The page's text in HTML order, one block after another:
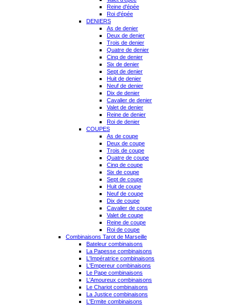
Reine d'épée
Roi d'épée
DENIERS
As de denier
Deux de denier
Trois de denier
Quatre de denier
Cinq de denier
Six de denier
Sept de denier
Huit de denier
Neuf de denier
Dix de denier
Cavalier de denier
Valet de denier
Reine de denier
Roi de denier
COUPES
As de coupe
Deux de coupe
Trois de coupe
Quatre de coupe
Cinq de coupe
Six de coupe
Sept de coupe
Huit de coupe
Neuf de coupe
Dix de coupe
Cavalier de coupe
Valet de coupe
Reine de coupe
Roi de coupe
Combinaisons Tarot de Marseille
Bateleur combinaisons
La Papesse combinaisons
L'Impératrice combinaisons
L'Empereur combinaisons
Le Pape combinaisons
L'Amoureux combinaisons
Le Chariot combinaisons
La Justice combinaisons
L'Ermite combinaisons